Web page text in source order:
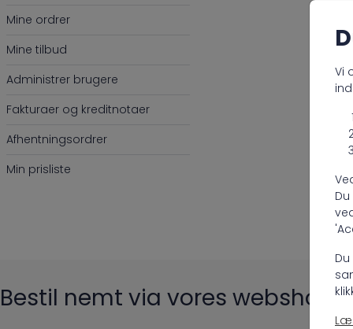
Mine ordrer
Mine tilbud
Administrer brugere
Fakturaer og kreditnotaer
Afhentningsordrer
Min prisliste
Bestil nemt via vores webshop
Vi